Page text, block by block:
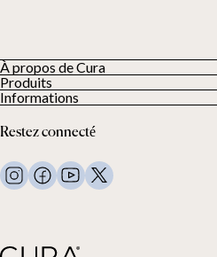
À propos de Cura
À propos
Nos clients
Produits
Tous les produits
Couettes lestées
Linge de lit
Oreillers et plus
Informations
Conditions générales
FAQ
Nous contacter
Restez connecté